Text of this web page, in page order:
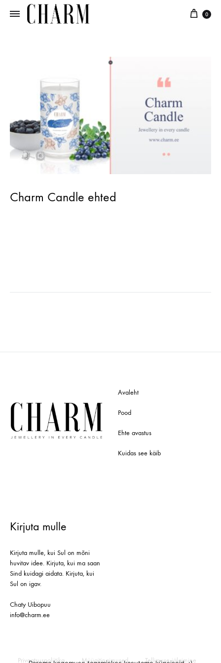
0
Charm Candle ehted
Avaleht
Pood
Ehte avastus
Kuidas see käib
Kirjuta mulle
Kirjuta mulle, kui Sul on mõni
huvitav idee. Kirjuta, kui ma saan
Sind kuidagi aidata. Kirjuta, kui
Sul on igav.
Chaty Uibopuu
info@charm.ee
Privaatsuspoliitika Müügitingimused Tellimuse jälgimine